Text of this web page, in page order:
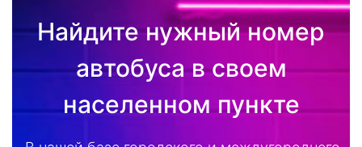
Найдите нужный номер
автобуса в своем
населенном пункте